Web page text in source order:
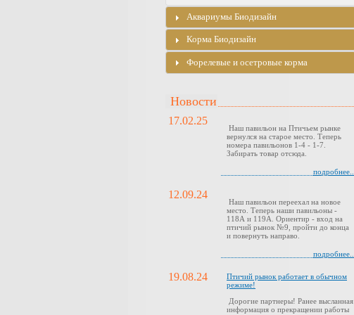
Аквариумы Биодизайн
Корма Биодизайн
Форелевые и осетровые корма
Новости
17.02.25
Наш павильон на Птичьем рынке
вернулся на старое место. Теперь
номера павильонов 1-4 - 1-7.
Забирать товар отсюда.
подробнее...
12.09.24
Наш павильон переехал на новое
место. Теперь наши павильоны -
118А и 119А. Ориентир - вход на
птичий рынок №9, пройти до конца
и повернуть направо.
подробнее...
19.08.24
Птичий рынок работает в обычном
режиме!
Дорогие партнеры! Ранее высланная
информация о прекращении работы